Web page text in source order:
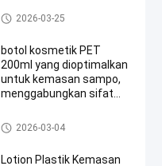
Cairan Kosmetik
Botol Kemasan Plastik
2026-03-25
botol kosmetik PET
200ml yang dioptimalkan
untuk kemasan sampo,
menggabungkan sifat
kuat
botol semprot plastik
2026-03-04
Lotion Plastik Kemasan